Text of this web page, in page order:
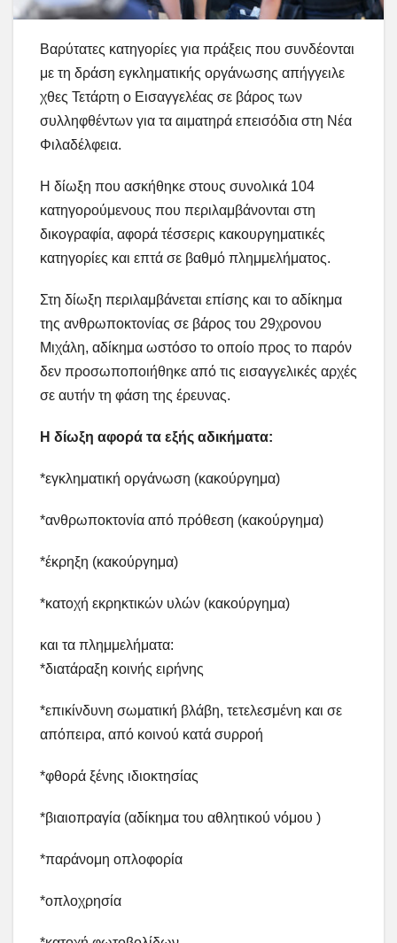
Βαρύτατες κατηγορίες για πράξεις που συνδέονται
με τη δράση εγκληματικής οργάνωσης απήγγειλε
χθες Τετάρτη ο Εισαγγελέας σε βάρος των
συλληφθέντων για τα αιματηρά επεισόδια στη Νέα
Φιλαδέλφεια.
Η δίωξη που ασκήθηκε στους συνολικά 104
κατηγορούμενους που περιλαμβάνονται στη
δικογραφία, αφορά τέσσερις κακουργηματικές
κατηγορίες και επτά σε βαθμό πλημμελήματος.
Στη δίωξη περιλαμβάνεται επίσης και το αδίκημα
της ανθρωποκτονίας σε βάρος του 29χρονου
Μιχάλη, αδίκημα ωστόσο το οποίο προς το παρόν
δεν προσωποποιήθηκε από τις εισαγγελικές αρχές
σε αυτήν τη φάση της έρευνας.
Η δίωξη αφορά τα εξής αδικήματα:
*εγκληματική οργάνωση (κακούργημα)
*ανθρωποκτονία από πρόθεση (κακούργημα)
*έκρηξη (κακούργημα)
*κατοχή εκρηκτικών υλών (κακούργημα)
και τα πλημμελήματα:
*διατάραξη κοινής ειρήνης
*επικίνδυνη σωματική βλάβη, τετελεσμένη και σε
απόπειρα, από κοινού κατά συρροή
*φθορά ξένης ιδιοκτησίας
*βιαιοπραγία (αδίκημα του αθλητικού νόμου )
*παράνομη οπλοφορία
*οπλοχρησία